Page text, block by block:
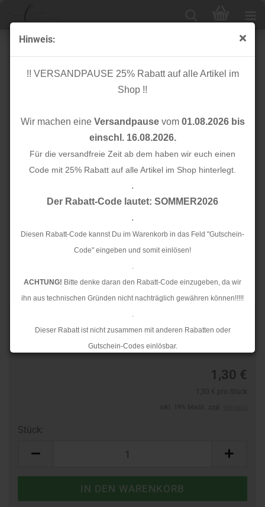
Hinweis:
!! VERSANDPAUSE 25% Rabatt auf alle Artikel im
Shop !!
Wir machen eine Versandpausevom 01.08.2026 bis
einschl. 16.08.2026.
Für die versandfreie Zeit ab dem haben wir euch einen
Code mit 25% Rabatt auf alle Artikel im Shop hinterlegt.
.
Der Rabatt-Code lautet: SOMMER2026
.
Diesen Rabatt-Code kannst Du im Warenkorb in das Feld "Gutschein-
Code" eingeben und somit einlösen!
.
ACHTUNG! Bitte denke daran den Rabatt-Code einzugeben, da wir
ihn aus technischen Gründen nicht nachträglich gewähren können!!!!!
.
Dieser Rabatt ist nicht zusammen mit anderen Rabatten oder
Gutschein-Codes einlösbar.
Ab dem 17.08.2026 versenden wir wieder wie gewohnt. Aufgrund des
Knopf Corozo - Plain - 15 mm - maroon - meetMilk
1,30 €
Stück: